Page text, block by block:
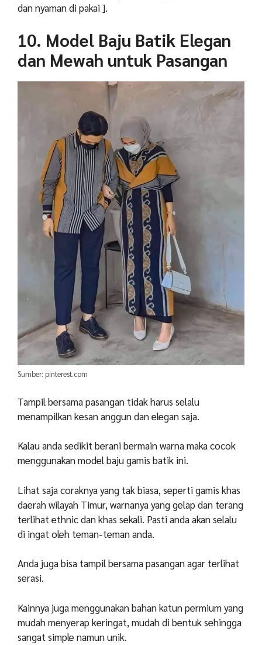
dan nyaman di pakai ].
10. Model Baju Batik Elegan
dan Mewah untuk Pasangan
Sumber: pinterest.com
Tampil bersama pasangan tidak harus selalu
menampilkan kesan anggun dan elegan saja.
Kalau anda sedikit berani bermain warna maka cocok
menggunakan model baju gamis batik ini.
Lihat saja coraknya yang tak biasa, seperti gamis khas
daerah wilayah Timur, warnanya yang gelap dan terang
terlihat ethnic dan khas sekali. Pasti anda akan selalu
di ingat oleh teman-teman anda.
Anda juga bisa tampil bersama pasangan agar terlihat
serasi.
Kainnya juga menggunakan bahan katun permium yang
mudah menyerap keringat, mudah di bentuk sehingga
sangat simple namun unik.